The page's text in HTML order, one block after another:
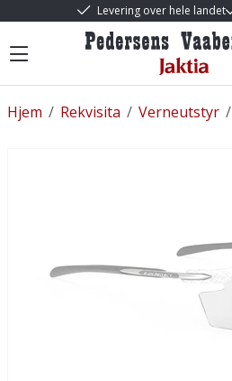
Levering over hele landet
/
Hjem /
Rekvisita /
Verneutstyr